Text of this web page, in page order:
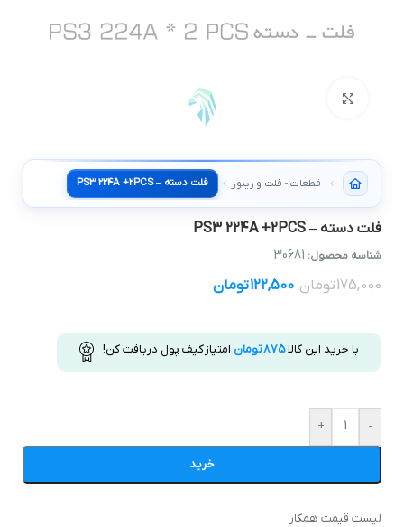
قطعات - فلت و ریبون دستهفلت دسته – PS3 224A +2PCS
فلت دسته – PS3 224A +2PCS
شناسه محصول: 30681
175,000تومان 122,500تومان
با خرید این کالا875تومان امتیاز کیف پول دریافت کن!
-
+
خرید
لیست قیمت همکار